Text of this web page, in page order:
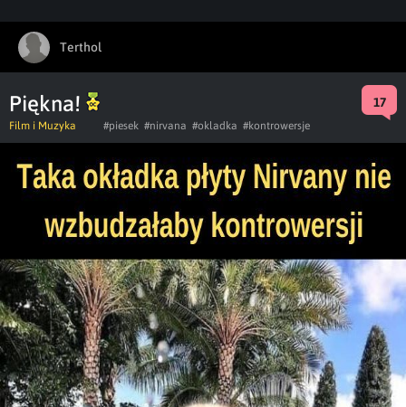
Terthol
Piękna! 17
Film i Muzyka #piesek #nirvana #okladka #kontrowersje